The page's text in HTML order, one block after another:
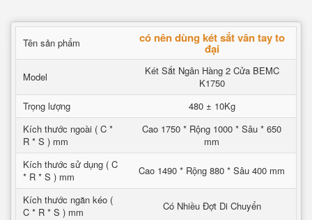
Tên sản phẩm có nên dùng két sắt vân tay to
đại
Model
Két Sắt Ngân Hàng 2 Cửa BEMC
K1750
Trọng lượng
480 ± 10Kg
Kích thước ngoài ( C *
R * S ) mm
Cao 1750 * Rộng 1000 * Sâu * 650
mm
Kích thước sử dụng ( C
* R * S ) mm
Cao 1490 * Rộng 880 * Sâu 400 mm
Kích thước ngăn kéo (
C * R * S ) mm
Có Nhiều Đợt Di Chuyển